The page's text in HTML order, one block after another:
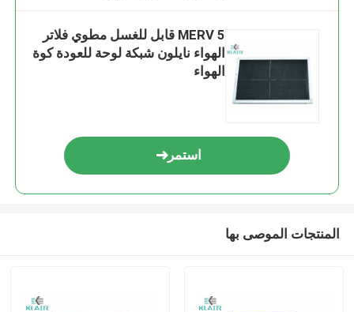
MERV 5 قابل للغسل مطوي فلاتر
الهواء نايلون شبكة لوحة للعودة كوة
الهواء
استمر
المنتجات الموصى بها